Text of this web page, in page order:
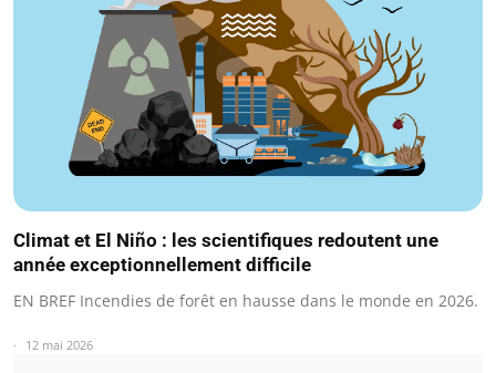
Climat et El Niño : les scientifiques redoutent une
année exceptionnellement difficile
EN BREF Incendies de forêt en hausse dans le monde en 2026.
12 mai 2026